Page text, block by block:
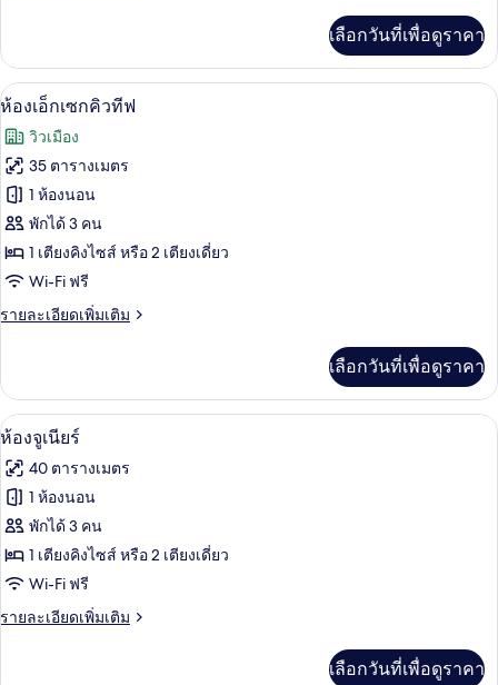
เกี่ยว
กับ
ห้อง
ลัก
ซ์
เลือกวันที่เพื่อดูราคา
เปิด
ภาพถ่าย
ทั้งหมด
ของ
ห้อง
เอ็ก
เซก
คิว
ห้องเอ็กเซกคิวทีฟ | เครื่องนอนระดับ
7
ห้องเอ็กเซกคิวทีฟ
วิวเมือง
35 ตารางเมตร
1 ห้องนอน
พักได้ 3 คน
1 เตียงคิงไซส์ หรือ 2 เตียงเดี่ยว
Wi-Fi ฟรี
รายละเอียดเพิ่มเติม
ราย
เกี่ยว
กับ
ห้อง
เซก
คิว
ทีฟ
เลือกวันที่เพื่อดูราคา
เปิด
ภาพถ่าย
ทั้งหมด
ของ
ห้อง
จู
เนียร์
ห้องจูเนียร์ | บริเวณนั่งเล่น | สมาร์ททีวี
8
ห้องจูเนียร์
40 ตารางเมตร
1 ห้องนอน
พักได้ 3 คน
1 เตียงคิงไซส์ หรือ 2 เตียงเดี่ยว
Wi-Fi ฟรี
รายละเอียดเพิ่มเติม
ราย
เลือกวันที่เพื่อดูราคา